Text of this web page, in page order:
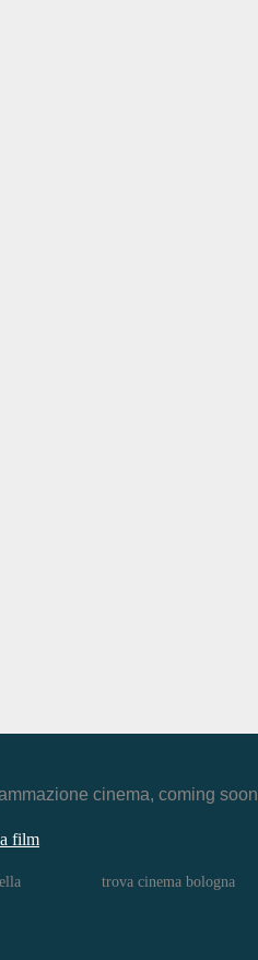
cinema, coming soon
film
trova cinema bologna